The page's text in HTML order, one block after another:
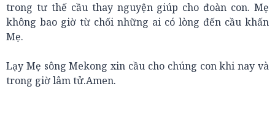
trong tư thế cầu thay nguyện giúp cho đoàn con. Mẹ
không bao giờ từ chối những ai có lòng đến cầu khấn
Mẹ.
Lạy Mẹ sông Mekong xin cầu cho chúng con khi nay và
trong giờ lâm tử.Amen.